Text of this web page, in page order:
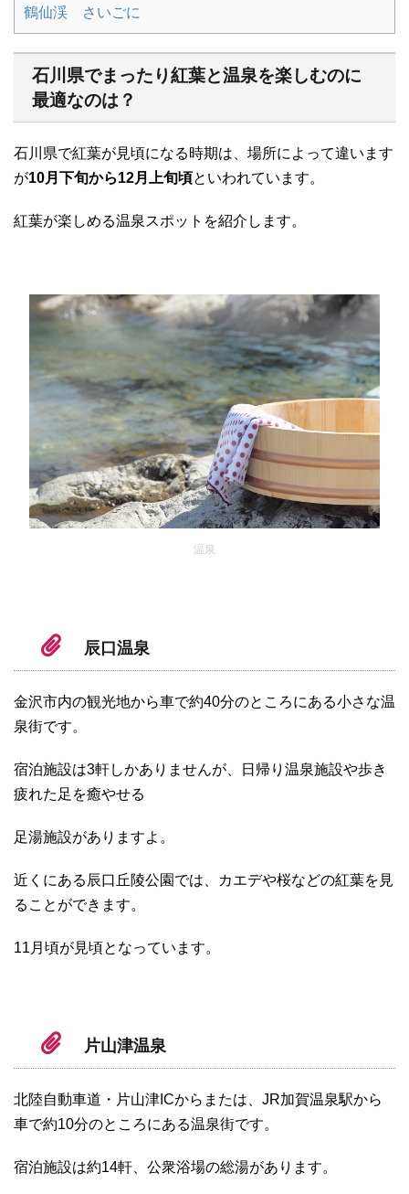
鶴仙渓 さいごに
石川県でまったり紅葉と温泉を楽しむのに
最適なのは？
石川県で紅葉が見頃になる時期は、場所によって違います
が10月下旬から12月上旬頃といわれています。
紅葉が楽しめる温泉スポットを紹介します。
温泉
辰口温泉
金沢市内の観光地から車で約40分のところにある小さな温
泉街です。
宿泊施設は3軒しかありませんが、日帰り温泉施設や歩き
疲れた足を癒やせる
足湯施設がありますよ。
近くにある辰口丘陵公園では、カエデや桜などの紅葉を見
ることができます。
11月頃が見頃となっています。
片山津温泉
北陸自動車道・片山津ICからまたは、JR加賀温泉駅から
車で約10分のところにある温泉街です。
宿泊施設は約14軒、公衆浴場の総湯があります。